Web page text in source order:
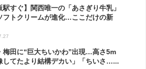
駅すぐ】関西唯一の「あさぎり牛乳」
フトクリームが進化…ここだけの新
梅田に“巨大ちいかわ”出現…高さ5m
してたより結構デカい」「ちいさ…...